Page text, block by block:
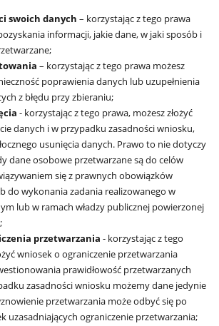
swoich danych – korzystając z tego prawa
informacji, jakie dane, w jaki sposób i
– korzystając z tego prawa możesz
poprawienia danych lub uzupełnienia
z błędu przy zbieraniu;
- korzystając z tego prawa, możesz złożyć
danych i w przypadku zasadności wniosku,
usunięcia danych. Prawo to nie dotyczy
dane osobowe przetwarzane są do celów
się z prawnych obowiązków
do wykonania zadania realizowanego w
lub w ramach władzy publicznej powierzonej
przetwarzania - korzystając z tego
wniosek o ograniczenie przetwarzania
prawidłowość przetwarzanych
zasadności wniosku możemy dane jedynie
przetwarzania może odbyć się po
uzasadniających ograniczenie przetwarzania;